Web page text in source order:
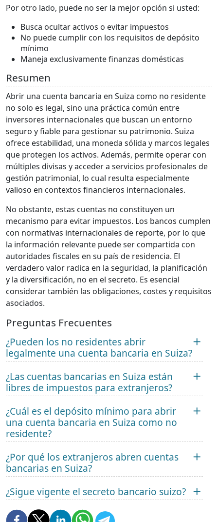
Por otro lado, puede no ser la mejor opción si usted:
Busca ocultar activos o evitar impuestos
No puede cumplir con los requisitos de depósito
mínimo
Maneja exclusivamente finanzas domésticas
Resumen
Abrir una cuenta bancaria en Suiza como no residente
no solo es legal, sino una práctica común entre
inversores internacionales que buscan un entorno
seguro y fiable para gestionar su patrimonio. Suiza
ofrece estabilidad, una moneda sólida y marcos legales
que protegen los activos. Además, permite operar con
múltiples divisas y acceder a servicios profesionales de
gestión patrimonial, lo cual resulta especialmente
valioso en contextos financieros internacionales.
No obstante, estas cuentas no constituyen un
mecanismo para evitar impuestos. Los bancos cumplen
con normativas internacionales de reporte, por lo que
la información relevante puede ser compartida con
autoridades fiscales en su país de residencia. El
verdadero valor radica en la seguridad, la planificación
y la diversificación, no en el secreto. Es esencial
considerar también las obligaciones, costes y requisitos
asociados.
Preguntas Frecuentes
¿Pueden los no residentes abrir
legalmente una cuenta bancaria en Suiza?
¿Las cuentas bancarias en Suiza están
libres de impuestos para extranjeros?
¿Cuál es el depósito mínimo para abrir
una cuenta bancaria en Suiza como no
residente?
¿Por qué los extranjeros abren cuentas
bancarias en Suiza?
¿Sigue vigente el secreto bancario suizo?